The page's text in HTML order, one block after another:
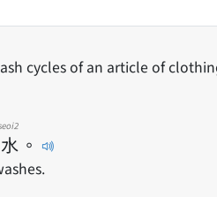
cycles of an article of
水
seoi2
。